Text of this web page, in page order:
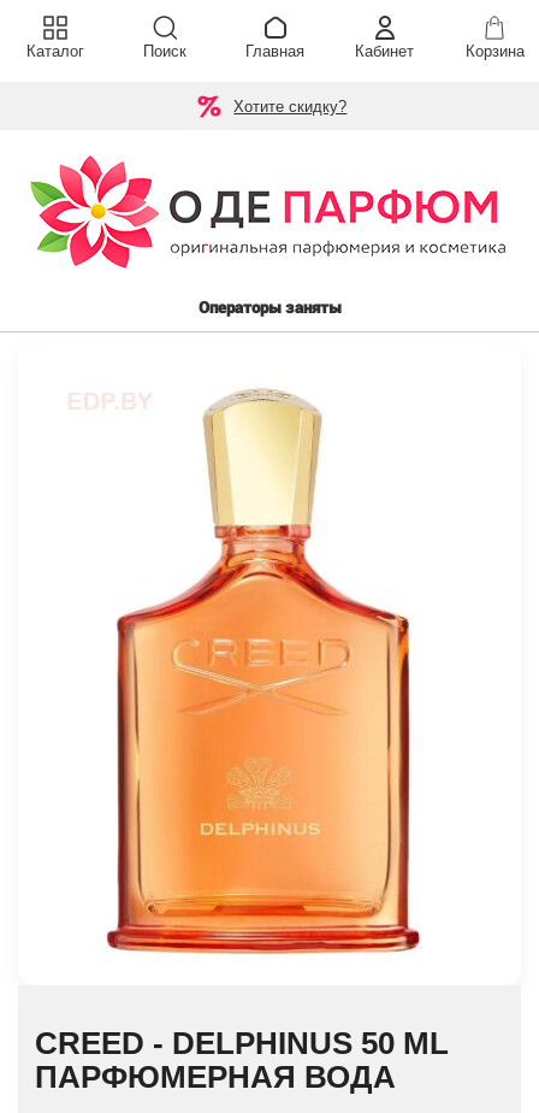
Хотите скидку?
Операторы заняты
CREED - DELPHINUS 50 ML
ПАРФЮМЕРНАЯ ВОДА
Каталог Поиск Главная Кабинет Корзина